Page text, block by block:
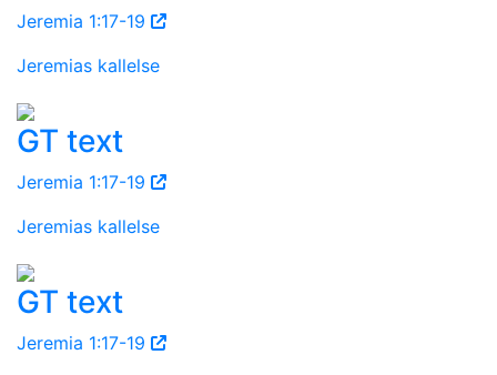
Jeremia 1:17-19
Jeremias kallelse
GT text
Jeremia 1:17-19
Jeremias kallelse
GT text
Jeremia 1:17-19